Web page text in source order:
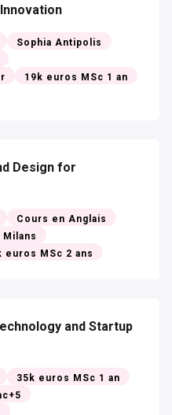
Sophia Antipolis
19k euros MSc 1 an
Design for
Cours en Anglais
euros MSc 2 ans
and Startup
35k euros MSc 1 an